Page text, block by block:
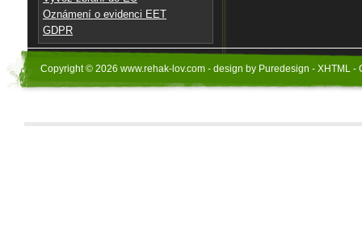
Oznámení o evidenci EET
GDPR
Copyright © 2026 www.rehak-lov.com - design by Puredesign - XHTML -